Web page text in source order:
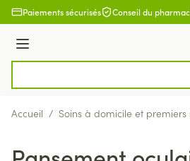
Aller au contenu
Paiements sécurisés Conseil du
Menu
Accueil / Soins à domicile et premiers